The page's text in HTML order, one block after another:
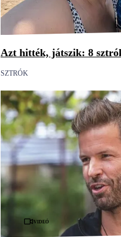
Azt hitték, játszik: 8
SZTRÓK
Videó